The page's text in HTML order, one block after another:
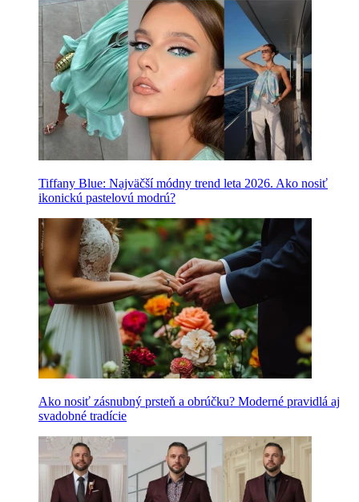
Tiffany Blue: Najväčší módny trend leta 2026. Ako nosiť
ikonickú pastelovú modrú?
Ako nosiť zásnubný prsteň a obrúčku? Moderné pravidlá aj
svadobné tradície